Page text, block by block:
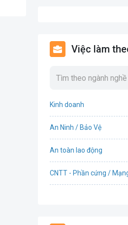
Việc làm
Kinh doanh
An Ninh / Bảo Vệ
An toàn lao động
CNTT - Phần cứng /